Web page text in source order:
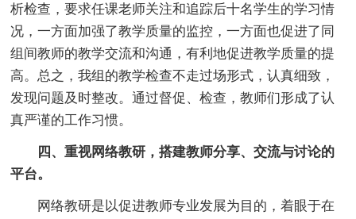
析检查，要求任课老师关注和追踪后十名学生的学习情
况，一方面加强了教学质量的监控，一方面也促进了同
组间教师的教学交流和沟通，有利地促进教学质量的提
高。总之，我组的教学检查不走过场形式，认真细致，
发现问题及时整改。通过督促、检查，教师们形成了认
真严谨的工作习惯。
四、重视网络教研，搭建教师分享、交流与讨论的
平台。
网络教研是以促进教师专业发展为目的，着眼于在